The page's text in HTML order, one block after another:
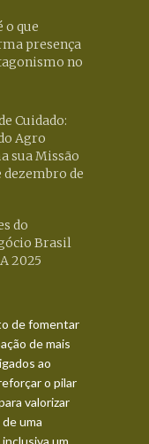
o que
presença
no
Cuidado:
Agro
sua Missão
dezembro de
do
Brasil
2025
de fomentar
de mais
ao
o pilar
valorizar
uma